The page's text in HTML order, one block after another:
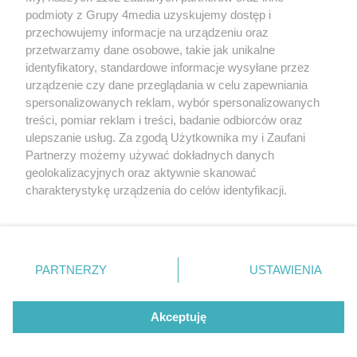
Redakcja Reklama Prywatność
Praca Łódź
the:protocol
Facebook.com
Youtube.com
podmioty z Grupy 4media uzyskujemy dostęp i
przechowujemy informacje na urządzeniu oraz
przetwarzamy dane osobowe, takie jak unikalne
identyfikatory, standardowe informacje wysyłane przez
urządzenie czy dane przeglądania w celu zapewniania
spersonalizowanych reklam, wybór spersonalizowanych
treści, pomiar reklam i treści, badanie odbiorców oraz
ulepszanie usług. Za zgodą Użytkownika my i Zaufani
Partnerzy możemy używać dokładnych danych
geolokalizacyjnych oraz aktywnie skanować
charakterystykę urządzenia do celów identyfikacji.
zmienić/wycofać klikając przycisk ustawień prywatności
znajdujący się w lewym dolnym rogu strony
. Niektóre
użytkownika, ale masz prawo sprzeciwić się takiemu
przetwarzaniu. Preferencje będą miały zastosowania tylko
PARTNERZY USTAWIENIA
Akceptuję